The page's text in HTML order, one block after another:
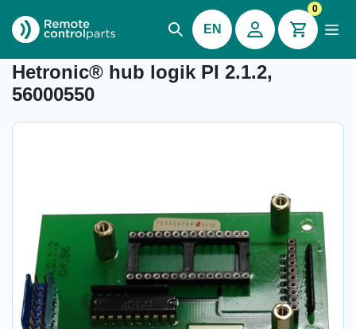
EN
0
Item number: 04.216
Hetronic® hub logik PI 2.1.2,
56000550